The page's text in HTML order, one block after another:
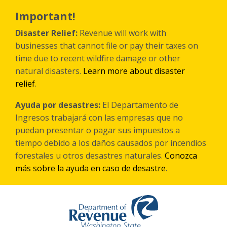
main
content
Important!
Disaster Relief: Revenue will work with
businesses that cannot file or pay their taxes on
time due to recent wildfire damage or other
natural disasters. Learn more about disaster
relief.
Ayuda por desastres: El Departamento de
Ingresos trabajará con las empresas que no
puedan presentar o pagar sus impuestos a
tiempo debido a los daños causados por incendios
forestales u otros desastres naturales. Conozca
más sobre la ayuda en caso de desastre.